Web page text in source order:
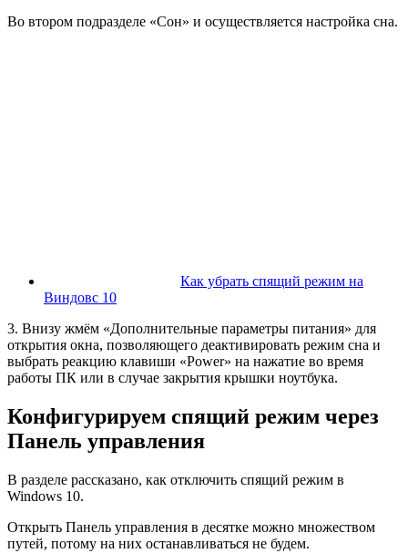
Во втором подразделе «Сон» и осуществляется настройка сна.
Как убрать спящий режим на
Виндовс 10
3. Внизу жмём «Дополнительные параметры питания» для
открытия окна, позволяющего деактивировать режим сна и
выбрать реакцию клавиши «Power» на нажатие во время
работы ПК или в случае закрытия крышки ноутбука.
Конфигурируем спящий режим через
Панель управления
В разделе рассказано, как отключить спящий режим в
Windows 10.
Открыть Панель управления в десятке можно множеством
путей, потому на них останавливаться не будем.